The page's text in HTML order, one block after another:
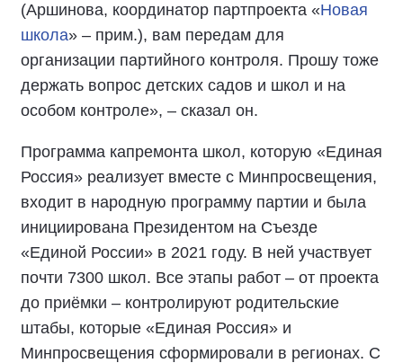
(Аршинова, координатор партпроекта «Новая
школа» – прим.), вам передам для
организации партийного контроля. Прошу тоже
держать вопрос детских садов и школ и на
особом контроле», – сказал он.
Программа капремонта школ, которую «Единая
Россия» реализует вместе с Минпросвещения,
входит в народную программу партии и была
инициирована Президентом на Съезде
«Единой России» в 2021 году. В ней участвует
почти 7300 школ. Все этапы работ – от проекта
до приёмки – контролируют родительские
штабы, которые «Единая Россия» и
Минпросвещения сформировали в регионах. С